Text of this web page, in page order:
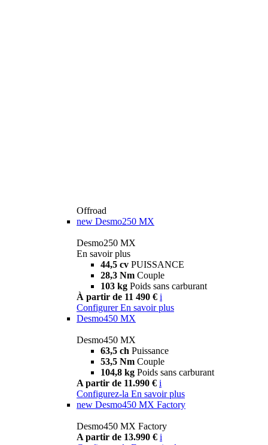
Offroad
new Desmo250 MX
Desmo250 MX
En savoir plus
44,5 cv PUISSANCE
28,3 Nm Couple
103 kg Poids sans carburant
À partir de 11 490 € i
Configurer En savoir plus
Desmo450 MX
Desmo450 MX
63,5 ch Puissance
53,5 Nm Couple
104,8 kg Poids sans carburant
A partir de 11.990 € i
Configurez-la En savoir plus
new Desmo450 MX Factory
Desmo450 MX Factory
A partir de 13.990 € i